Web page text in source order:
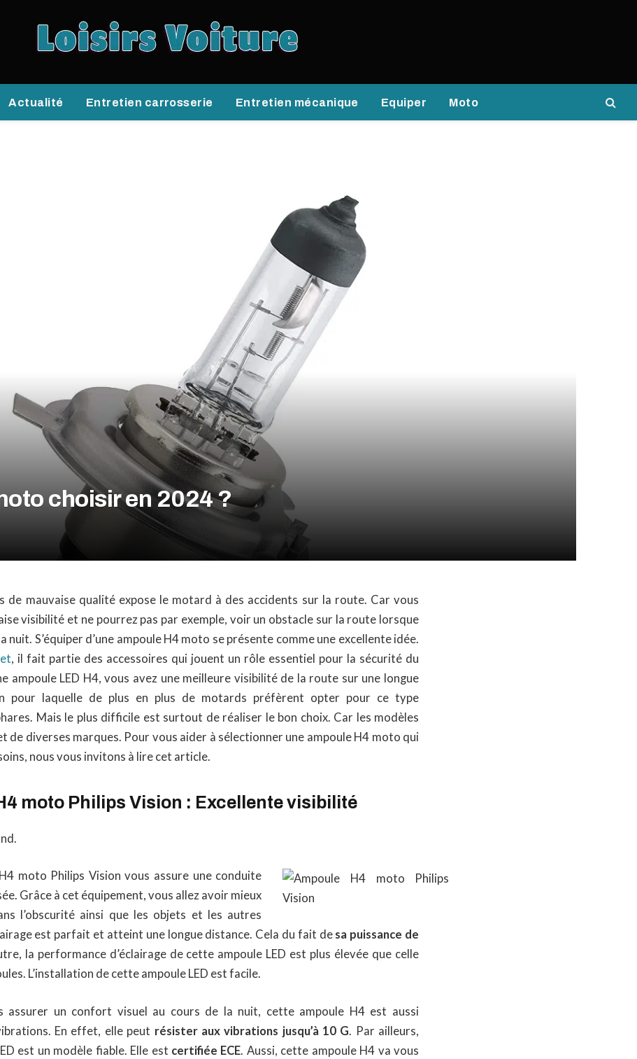
Actualité Entretien carrosserie Entretien mécanique Equiper Moto
choisir en 2024 ?
de mauvaise qualité expose le motard à des accidents sur la route. Car vous
visibilité et ne pourrez pas par exemple, voir un obstacle sur la route lorsque
nuit. S’équiper d’une ampoule H4 moto se présente comme une excellente idée.
, il fait partie des accessoires qui jouent un rôle essentiel pour la sécurité du
ampoule LED H4, vous avez une meilleure visibilité de la route sur une longue
pour laquelle de plus en plus de motards préfèrent opter pour ce type
Mais le plus difficile est surtout de réaliser le bon choix. Car les modèles
de diverses marques. Pour vous aider à sélectionner une ampoule H4 moto qui
nous vous invitons à lire cet article.
moto Philips Vision : Excellente visibilité
moto Philips Vision vous assure une conduite
Grâce à cet équipement, vous allez avoir mieux
l’obscurité ainsi que les objets et les autres
est parfait et atteint une longue distance. Cela du fait de sa puissance de
la performance d’éclairage de cette ampoule LED est plus élevée que celle
L’installation de cette ampoule LED est facile.
assurer un confort visuel au cours de la nuit, cette ampoule H4 est aussi
En effet, elle peut résister aux vibrations jusqu’à 10 G. Par ailleurs,
est un modèle fiable. Elle est certifiée ECE. Aussi, cette ampoule H4 va vous